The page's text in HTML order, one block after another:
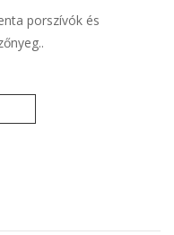
porszívók és